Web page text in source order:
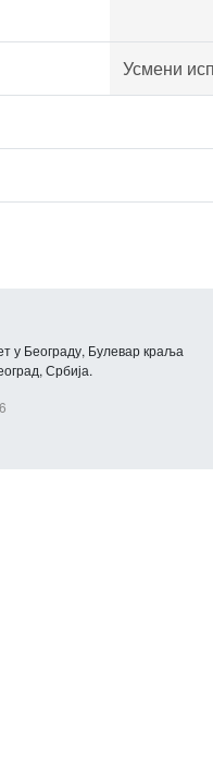
Усмени
у Београду, Булевар краља
Србија.